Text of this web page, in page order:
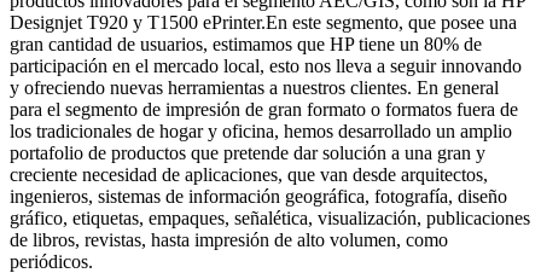
Designjet T920 y T1500 ePrinter.En este segmento, que posee una
gran cantidad de usuarios, estimamos que HP tiene un 80% de
participación en el mercado local, esto nos lleva a seguir innovando
y ofreciendo nuevas herramientas a nuestros clientes. En general
para el segmento de impresión de gran formato o formatos fuera de
los tradicionales de hogar y oficina, hemos desarrollado un amplio
portafolio de productos que pretende dar solución a una gran y
creciente necesidad de aplicaciones, que van desde arquitectos,
ingenieros, sistemas de información geográfica, fotografía, diseño
gráfico, etiquetas, empaques, señalética, visualización, publicaciones
de libros, revistas, hasta impresión de alto volumen, como
periódicos.